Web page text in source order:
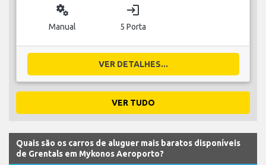
miscellaneous_services
Manual
login
5 Porta
VER DETALHES...
VER TUDO
Quais são os carros de aluguer mais baratos disponíveis
de Grentals em Mykonos Aeroporto?